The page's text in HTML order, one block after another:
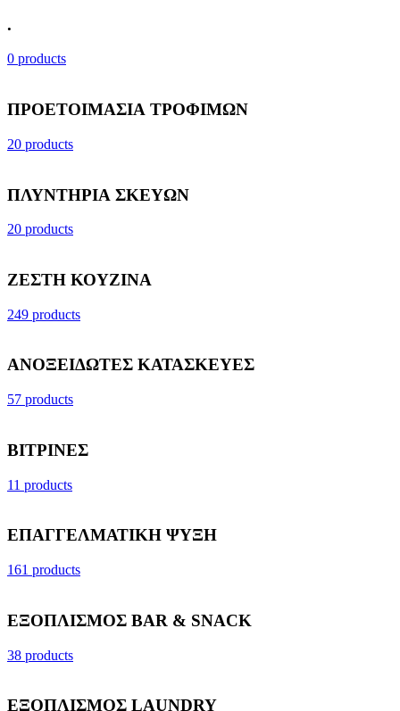
.
0 products
ΠΡΟΕΤΟΙΜΑΣΙΑ ΤΡΟΦΙΜΩΝ
20 products
ΠΛΥΝΤΗΡΙΑ ΣΚΕΥΩΝ
20 products
ΖΕΣΤΗ ΚΟΥΖΙΝΑ
249 products
ΑΝΟΞΕΙΔΩΤΕΣ ΚΑΤΑΣΚΕΥΕΣ
57 products
ΒΙΤΡΙΝΕΣ
11 products
ΕΠΑΓΓΕΛΜΑΤΙΚΗ ΨΥΞΗ
161 products
ΕΞΟΠΛΙΣΜΟΣ BAR & SNACK
38 products
ΕΞΟΠΛΙΣΜΟΣ LAUNDRY